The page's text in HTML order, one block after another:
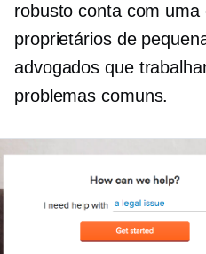
robusto conta com uma
proprietários de
advogados que
problemas comuns.